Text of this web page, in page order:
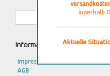
innerhalb
Aktuelle
Informationen
Impressum
AGB